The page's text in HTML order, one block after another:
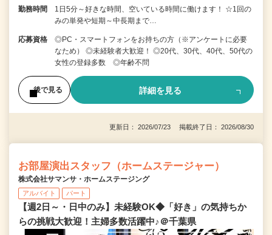
勤務時間
1日5分～好きな時間、空いている時間に働けます！ ☆1回の
みの単発や短期～中長期まで…
応募資格
◎PC・スマートフォンをお持ちの方（※アンケートに必要
なため） ◎未経験者大歓迎！ ◎20代、30代、40代、50代の
女性の登録多数 ◎年齢不問
後で見る 詳細を見る
更新日： 2026/07/23 掲載終了日： 2026/08/30
お部屋演出スタッフ（ホームステージャー）
株式会社サマンサ・ホームステージング
アルバイト パート
【週2日～・日中のみ】未経験OK◆「好き」の気持ちか
らの挑戦大歓迎！主婦多数活躍中♪＠千葉県